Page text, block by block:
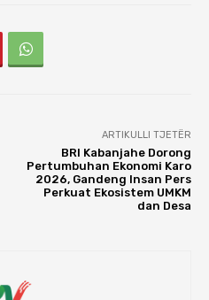
ARTIKULLI TJETËR
BRI Kabanjahe Dorong
Pertumbuhan Ekonomi Karo
2026, Gandeng Insan Pers
Perkuat Ekosistem UMKM
dan Desa